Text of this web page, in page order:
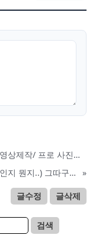
웹사이트 제작/ 컴퓨터 문제해결/ 유튜브 영상제작/ 프로 사진촬영
Ali***chiropractic(functional neurology 인지 뭔지..) 그따구로 살지마요
»
글수정 글삭제
검색